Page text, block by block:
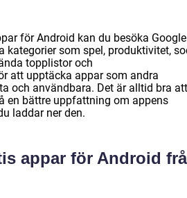
för Android kan du besöka
kategorier som spel, produktivitet,
topplistor och
att upptäcka appar som andra
och användbara. Det är alltid bra
en bättre uppfattning om appens
laddar ner den.
appar för Android